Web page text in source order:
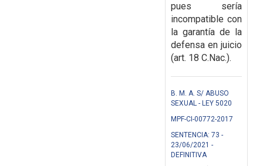
pues sería
incompatible con
la garantía de la
defensa en juicio
(art. 18 C.Nac.).
B. M. A. S/ ABUSO
SEXUAL - LEY 5020
MPF-CI-00772-2017
SENTENCIA: 73 -
23/06/2021 -
DEFINITIVA